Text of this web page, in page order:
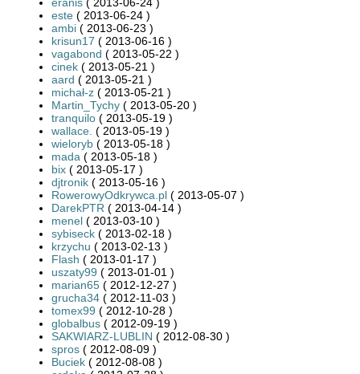
este ( 2013-06-24 )
ambi ( 2013-06-23 )
krisun17 ( 2013-06-16 )
vagabond ( 2013-05-22 )
cinek ( 2013-05-21 )
aard ( 2013-05-21 )
michał-z ( 2013-05-21 )
Martin_Tychy ( 2013-05-20 )
tranquilo ( 2013-05-19 )
wallace. ( 2013-05-19 )
wieloryb ( 2013-05-18 )
mada ( 2013-05-18 )
bix ( 2013-05-17 )
djtronik ( 2013-05-16 )
RowerowyOdkrywca.pl ( 2013-05-07 )
DarekPTR ( 2013-04-14 )
menel ( 2013-03-10 )
sybiseck ( 2013-02-18 )
krzychu ( 2013-02-13 )
Flash ( 2013-01-17 )
uszaty99 ( 2013-01-01 )
marian65 ( 2012-12-27 )
grucha34 ( 2012-11-03 )
tomex99 ( 2012-10-28 )
globalbus ( 2012-09-19 )
SAKWIARZ-LUBLIN ( 2012-08-30 )
spros ( 2012-08-09 )
Buciek ( 2012-08-08 )